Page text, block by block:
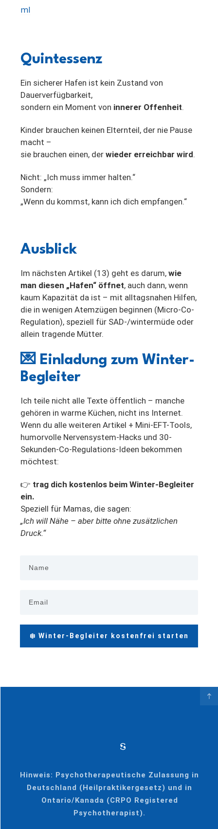
ml
Quintessenz
Ein sicherer Hafen ist kein Zustand von
Dauerverfügbarkeit,
sondern ein Moment von innerer Offenheit.
Kinder brauchen keinen Elternteil, der nie Pause
macht –
sie brauchen einen, der wieder erreichbar wird.
Nicht: „Ich muss immer halten.“
Sondern:
„Wenn du kommst, kann ich dich empfangen.“
Ausblick
Im nächsten Artikel (13) geht es darum, wie
man diesen „Hafen“ öffnet, auch dann, wenn
kaum Kapazität da ist – mit alltagsnahen Hilfen,
die in wenigen Atemzügen beginnen (Micro-Co-
Regulation), speziell für SAD-/wintermüde oder
allein tragende Mütter.
💌 Einladung zum Winter-
Begleiter
Ich teile nicht alle Texte öffentlich – manche
gehören in warme Küchen, nicht ins Internet.
Wenn du alle weiteren Artikel + Mini-EFT-Tools,
humorvolle Nervensystem-Hacks und 30-
Sekunden-Co-Regulations-Ideen bekommen
möchtest:
👉 trag dich kostenlos beim Winter-Begleiter
ein.
Speziell für Mamas, die sagen:
„Ich will Nähe – aber bitte ohne zusätzlichen
Druck.“
❄️ Winter-Begleiter kostenfrei starten
Hinweis: Psychotherapeutische Zulassung in
Deutschland (Heilpraktikergesetz) und in
Ontario/Kanada (CRPO Registered
Psychotherapist).